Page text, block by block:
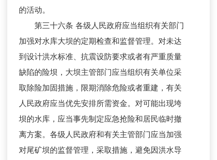
的活动。
第三十六条 各级人民政府应当组织有关部门
加强对水库大坝的定期检查和监督管理。对未达
到设计洪水标准、抗震设防要求或者有严重质量
缺陷的险坝，大坝主管部门应当组织有关单位采
取除险加固措施，限期消除危险或者重建，有关
人民政府应当优先安排所需资金。对可能出现垮
坝的水库，应当事先制定应急抢险和居民临时撤
离方案。各级人民政府和有关主管部门应当加强
对尾矿坝的监督管理，采取措施，避免因洪水导